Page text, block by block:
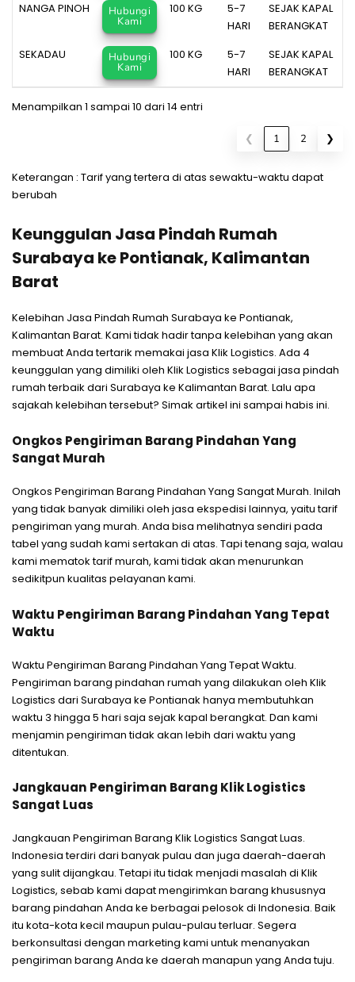
NANGA PINOH Hubungi
Kami
100 KG
5-7
HARI
SEJAK KAPAL
BERANGKAT
SEKADAU
Hubungi
Kami
100 KG
5-7
HARI
SEJAK KAPAL
BERANGKAT
Menampilkan 1 sampai 10 dari 14 entri
❮ 1 2 ❯
Keterangan : Tarif yang tertera di atas sewaktu-waktu dapat
berubah
Keunggulan Jasa Pindah Rumah
Surabaya ke Pontianak, Kalimantan
Barat
Kelebihan Jasa Pindah Rumah Surabaya ke Pontianak,
Kalimantan Barat. Kami tidak hadir tanpa kelebihan yang akan
membuat Anda tertarik memakai jasa Klik Logistics. Ada 4
keunggulan yang dimiliki oleh Klik Logistics sebagai jasa pindah
rumah terbaik dari Surabaya ke Kalimantan Barat. Lalu apa
sajakah kelebihan tersebut? Simak artikel ini sampai habis ini.
Ongkos Pengiriman Barang Pindahan Yang
Sangat Murah
Ongkos Pengiriman Barang Pindahan Yang Sangat Murah. Inilah
yang tidak banyak dimiliki oleh jasa ekspedisi lainnya, yaitu tarif
pengiriman yang murah. Anda bisa melihatnya sendiri pada
tabel yang sudah kami sertakan di atas. Tapi tenang saja, walau
kami mematok tarif murah, kami tidak akan menurunkan
sedikitpun kualitas pelayanan kami.
Waktu Pengiriman Barang Pindahan Yang Tepat
Waktu
Waktu Pengiriman Barang Pindahan Yang Tepat Waktu.
Pengiriman barang pindahan rumah yang dilakukan oleh Klik
Logistics dari Surabaya ke Pontianak hanya membutuhkan
waktu 3 hingga 5 hari saja sejak kapal berangkat. Dan kami
menjamin pengiriman tidak akan lebih dari waktu yang
ditentukan.
Jangkauan Pengiriman Barang Klik Logistics
Sangat Luas
Jangkauan Pengiriman Barang Klik Logistics Sangat Luas.
Indonesia terdiri dari banyak pulau dan juga daerah-daerah
yang sulit dijangkau. Tetapi itu tidak menjadi masalah di Klik
Logistics, sebab kami dapat mengirimkan barang khususnya
barang pindahan Anda ke berbagai pelosok di Indonesia. Baik
itu kota-kota kecil maupun pulau-pulau terluar. Segera
berkonsultasi dengan marketing kami untuk menanyakan
pengiriman barang Anda ke daerah manapun yang Anda tuju.